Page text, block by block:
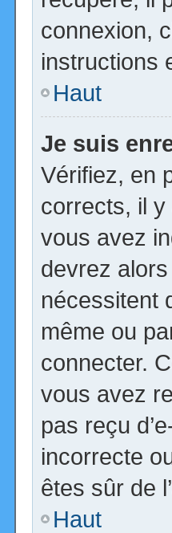
connexion,
instructions
Haut
Je suis
Vérifiez, en
corrects, il y
vous avez
devrez
nécessitent
même ou
connecter.
vous avez
pas reçu
incorrecte
êtes sûr de
Haut